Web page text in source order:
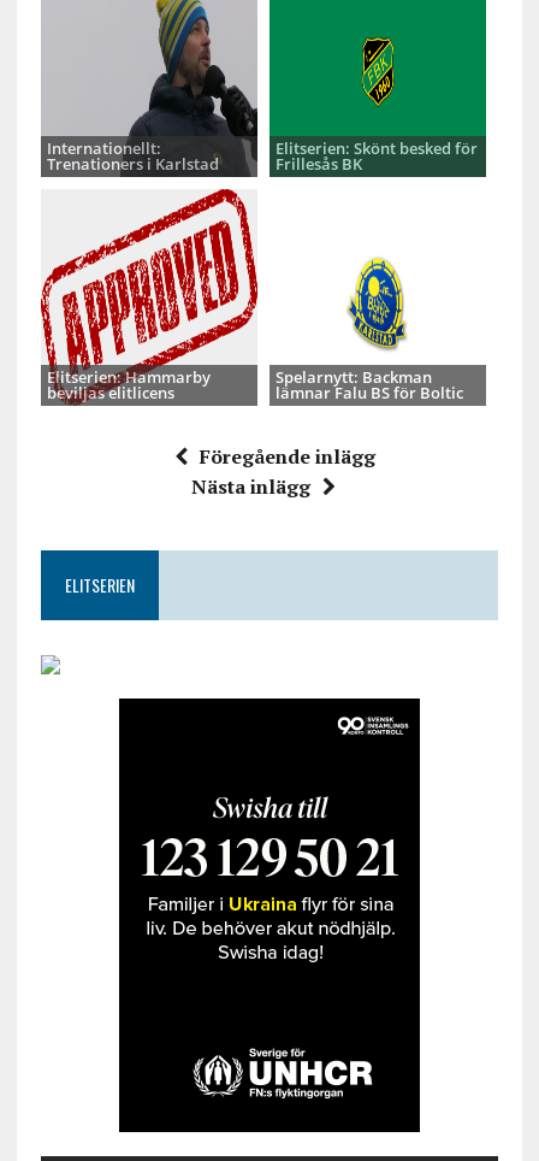
Internationellt:
Trenationers i Karlstad
Elitserien: Skönt besked för
Frillesås BK
Elitserien: Hammarby
beviljas elitlicens
Spelarnytt: Backman
lämnar Falu BS för Boltic
Föregående inlägg
Nästa inlägg
ELITSERIEN